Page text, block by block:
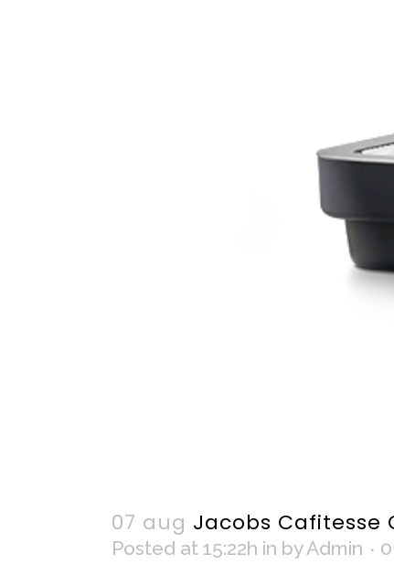
07 aug Jacobs Cafitesse
Posted at 15:22h in byAdmin